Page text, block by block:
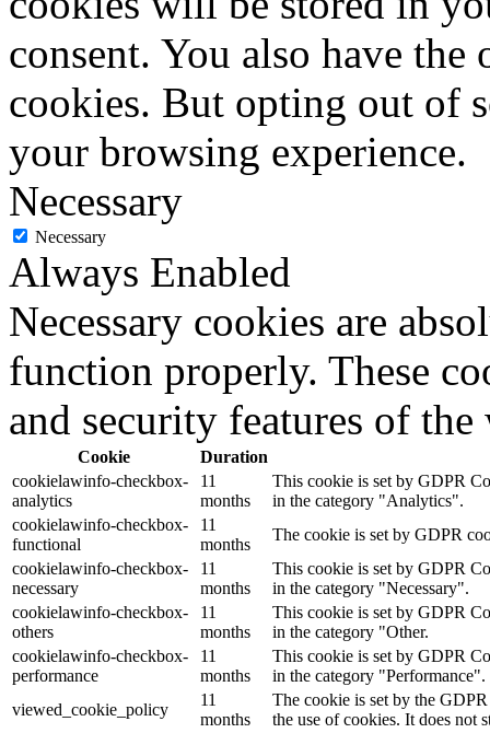
consent. You also have
cookies. But opting out of
your browsing experience.
Necessary
Necessary
Always Enabled
Necessary cookies are
function properly. These
and security features of
Cookie
Duration
cookielawinfo-checkbox-
analytics
11
months
This cookie is set by GDPR
in the category "Analytics".
cookielawinfo-checkbox-
functional
11
months
The cookie is set by GDPR
cookielawinfo-checkbox-
necessary
11
months
This cookie is set by GDPR
in the category "Necessary".
cookielawinfo-checkbox-
others
11
months
This cookie is set by GDPR
in the category "Other.
cookielawinfo-checkbox-
performance
11
months
This cookie is set by GDPR
in the category "Performance".
viewed_cookie_policy
11
months
The cookie is set by the
the use of cookies. It does not